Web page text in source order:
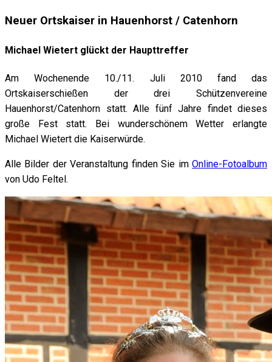
Neuer Ortskaiser in Hauenhorst / Catenhorn
Michael Wietert glückt der Haupttreffer
Am Wochenende 10./11. Juli 2010 fand das
Ortskaiserschießen der drei Schützenvereine
Hauenhorst/Catenhorn statt. Alle fünf Jahre findet dieses
große Fest statt. Bei wunderschönem Wetter erlangte
Michael Wietert die Kaiserwürde.
Alle Bilder der Veranstaltung finden Sie im Online-Fotoalbum
von Udo Feltel.